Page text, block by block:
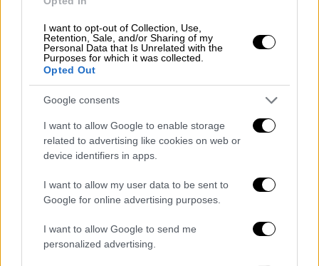
I want to opt-out of Collection, Use,
Retention, Sale, and/or Sharing of my
Personal Data that Is Unrelated with the
Purposes for which it was collected.
Opted Out
Google consents
I want to allow Google to enable storage
related to advertising like cookies on web or
device identifiers in apps.
I want to allow my user data to be sent to
Google for online advertising purposes.
I want to allow Google to send me
personalized advertising.
Οικονομία|23.05.2022 22:58
Σκρέκας: Συμφωνία με την Κομισιόν επί
της αρχής για το πλαφόν στο ηλεκτρικό
ρεύμα
Την επόμενη εβδομάδα θα σταλεί στην
Ευρωπαϊκή Επιτροπή σχέδιο νομοθετικής
διάταξης που θα περιγράφει τον τρόπο
λειτουργίας του μηχανισμού